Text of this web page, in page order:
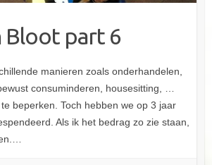
Bloot part 6
manieren zoals onderhandelen,
consuminderen, housesitting, …
beperken. Toch hebben we op 3 jaar
Als ik het bedrag zo zie staan,